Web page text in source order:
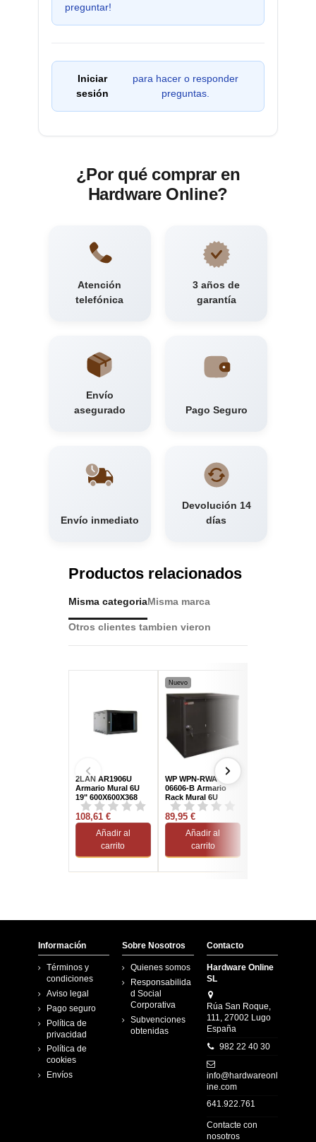
preguntar!
Iniciar
sesión
para hacer o responder
preguntas.
¿Por qué comprar en
Hardware Online?
Atención
telefónica
3 años de
garantía
Envío
asegurado
Pago Seguro
Envío inmediato
Devolución 14
días
Productos relacionados
Misma categoriaMisma marca
Otros clientes tambien vieron
2LAN AR1906U
Armario Mural 6U
19" 600X600X368
108,61 €
Añadir al
carrito
Nuevo
WP WPN-RWA-
06606-B Armario
Rack Mural 6U
Negro Fondo 600
mm
89,95 €
Añadir al
carrito
Información
Términos y
condiciones
Aviso legal
Pago seguro
Política de
privacidad
Política de
cookies
Envíos
Sobre Nosotros
Quienes somos
Responsabilida
d Social
Corporativa
Subvenciones
obtenidas
Contacto
Hardware Online
SL
Rúa San Roque,
111, 27002 Lugo
España
982 22 40 30
info@hardwareonl
ine.com
641.922.761
Contacte con
nosotros